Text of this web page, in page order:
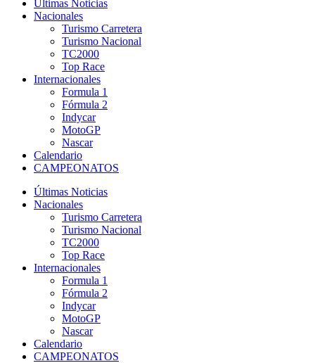
Últimas Noticias
Nacionales
Turismo Carretera
Turismo Nacional
TC2000
Top Race
Internacionales
Formula 1
Fórmula 2
Indycar
MotoGP
Nascar
Calendario
CAMPEONATOS
Últimas Noticias
Nacionales
Turismo Carretera
Turismo Nacional
TC2000
Top Race
Internacionales
Formula 1
Fórmula 2
Indycar
MotoGP
Nascar
Calendario
CAMPEONATOS